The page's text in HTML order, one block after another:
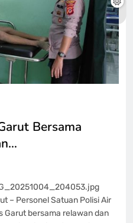
Bersama
– Personel Satuan Polisi Air
Garut bersama relawan dan